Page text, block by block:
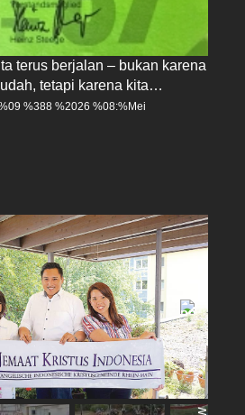
terus berjalan – bukan karena
tetapi karena kita…
%388 %2026 %08:%Mei